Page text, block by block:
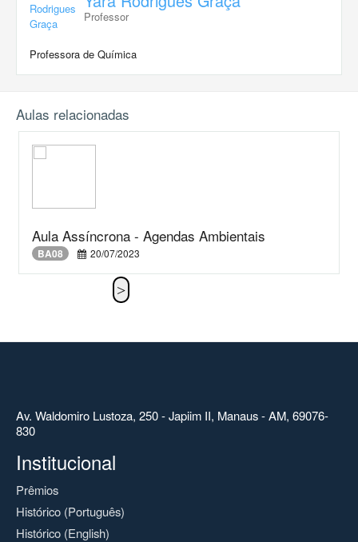
Professor
Professora de Química
Aulas relacionadas
Aula Assíncrona - Agendas Ambientais
BA08 20/07/2023
Av. Waldomiro Lustoza, 250 - Japiim II, Manaus - AM, 69076-
830
Institucional
Prêmios
Histórico (Português)
Histórico (English)